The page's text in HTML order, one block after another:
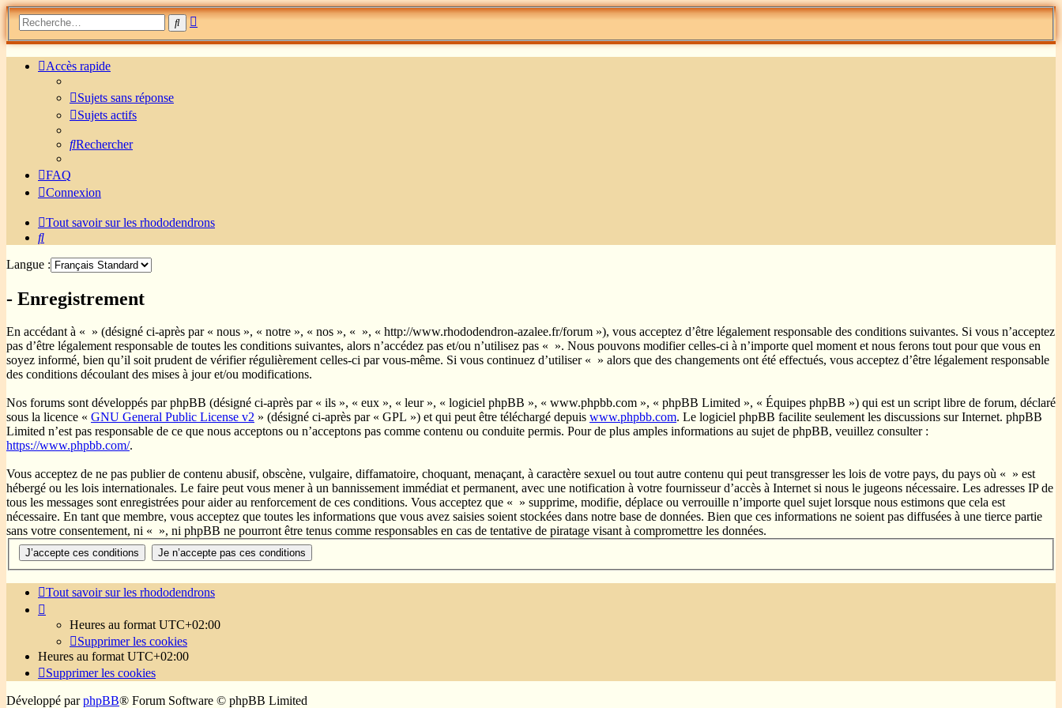
Rechercher
Recherche
Accès rapide
Sujets sans réponse
Sujets actifs
Rechercher
FAQ
Connexion
Tout savoir sur les rhododendrons
Rechercher
Langue :
- Enregistrement
En accédant à « » (désigné ci-après par « nous », « notre », « nos », « », « http://www.rhododendron-azalee.fr/forum »), vous acceptez d’être légalement responsable des conditions suivantes. Si vous n’acceptez
pas d’être légalement responsable de toutes les conditions suivantes, alors n’accédez pas et/ou n’utilisez pas « ». Nous pouvons modifier celles-ci à n’importe quel moment et nous ferons tout pour que vous en
soyez informé, bien qu’il soit prudent de vérifier régulièrement celles-ci par vous-même. Si vous continuez d’utiliser « » alors que des changements ont été effectués, vous acceptez d’être légalement responsable
des conditions découlant des mises à jour et/ou modifications.
Nos forums sont développés par phpBB (désigné ci-après par « ils », « eux », « leur », « logiciel phpBB », « www.phpbb.com », « phpBB Limited », « Équipes phpBB ») qui est un script libre de forum, déclaré
sous la licence « GNU General Public License v2 » (désigné ci-après par « GPL ») et qui peut être téléchargé depuis www.phpbb.com. Le logiciel phpBB facilite seulement les discussions sur Internet. phpBB
Limited n’est pas responsable de ce que nous acceptons ou n’acceptons pas comme contenu ou conduite permis. Pour de plus amples informations au sujet de phpBB, veuillez consulter :
https://www.phpbb.com/.
Vous acceptez de ne pas publier de contenu abusif, obscène, vulgaire, diffamatoire, choquant, menaçant, à caractère sexuel ou tout autre contenu qui peut transgresser les lois de votre pays, du pays où « » est
hébergé ou les lois internationales. Le faire peut vous mener à un bannissement immédiat et permanent, avec une notification à votre fournisseur d’accès à Internet si nous le jugeons nécessaire. Les adresses IP de
tous les messages sont enregistrées pour aider au renforcement de ces conditions. Vous acceptez que « » supprime, modifie, déplace ou verrouille n’importe quel sujet lorsque nous estimons que cela est
nécessaire. En tant que membre, vous acceptez que toutes les informations que vous avez saisies soient stockées dans notre base de données. Bien que ces informations ne soient pas diffusées à une tierce partie
sans votre consentement, ni « », ni phpBB ne pourront être tenus comme responsables en cas de tentative de piratage visant à compromettre les données.
Tout savoir sur les rhododendrons
Heures au format UTC+02:00
Supprimer les cookies
Heures au format UTC+02:00
Supprimer les cookies
Développé parphpBB® Forum Software © phpBB Limited